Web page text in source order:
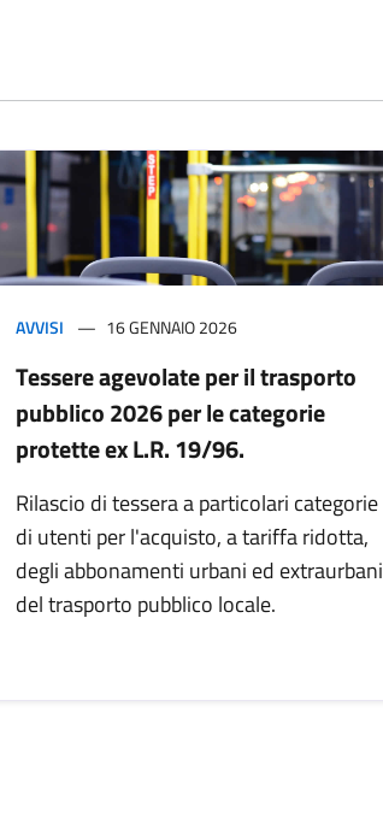
AVVISI 16 GENNAIO 2026
Tessere agevolate per il trasporto
pubblico 2026 per le categorie
protette ex L.R. 19/96.
Rilascio di tessera a particolari categorie
di utenti per l'acquisto, a tariffa ridotta,
degli abbonamenti urbani ed extraurbani
del trasporto pubblico locale.